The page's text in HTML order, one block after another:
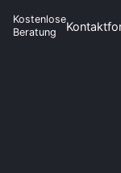
Kostenlose
Beratung